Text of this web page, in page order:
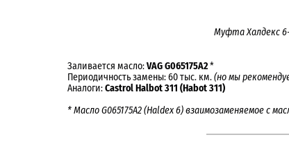
Муфта Халдекс
Заливается масло:VAG G065175A2*
Периодичность замены: 60 тыс. км.(но мы
Аналоги:Castrol Halbot 311 (Habot 311)
* МаслоG065175A2 (Haldex 6)взаимозаменяемое c